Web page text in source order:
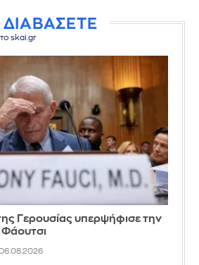
ΔΙΑΒΑΣΕΤΕ
skai.gr
Γερουσίας υπερψήφισε την